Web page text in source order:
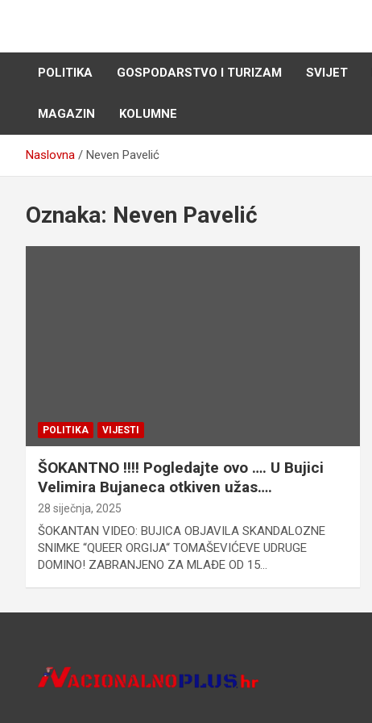
POLITIKA
GOSPODARSTVO I TURIZAM SVIJET
MAGAZIN KOLUMNE
Naslovna Neven Pavelić
Oznaka: Neven Pavelić
POLITIKA VIJESTI
ŠOKANTNO !!!! Pogledajte ovo …. U Bujici
Velimira Bujaneca otkiven užas….
28 siječnja, 2025
ŠOKANTAN VIDEO: BUJICA OBJAVILA SKANDALOZNE
SNIMKE “QUEER ORGIJA“ TOMAŠEVIĆEVE UDRUGE
DOMINO! ZABRANJENO ZA MLAĐE OD 15…